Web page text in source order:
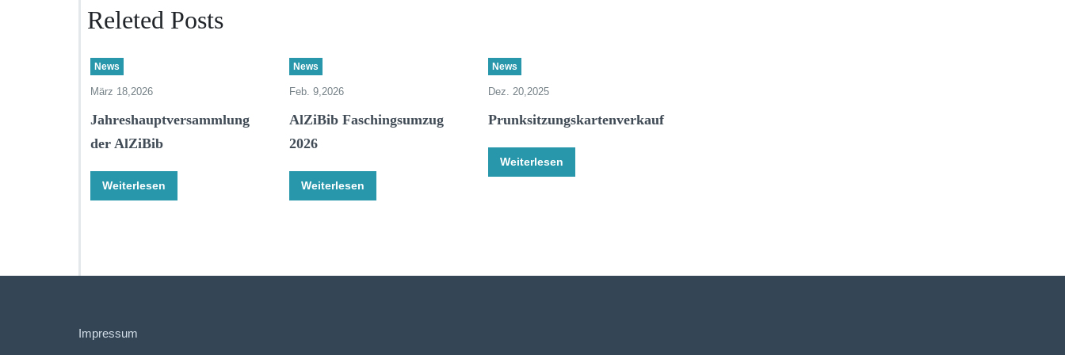
Releted Posts
News
März 18,2026
Jahreshauptversammlung
der AlZiBib
Weiterlesen
News
Feb. 9,2026
AlZiBib Faschingsumzug
2026
Weiterlesen
News
Dez. 20,2025
Prunksitzungskartenverkauf
Weiterlesen
Impressum